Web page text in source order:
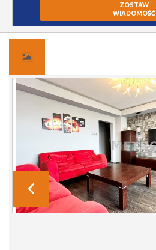
ZOSTAW
WIADOMOŚĆ